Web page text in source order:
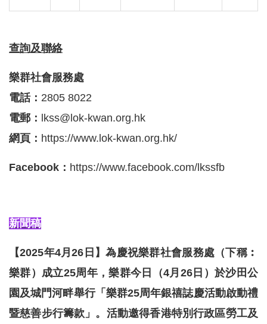
查詢及聯絡
樂群社會服務處
電話： 2805 8022
電郵： lkss@lok-kwan.org.hk
網頁： https://www.lok-kwan.org.hk/
Facebook： https://www.facebook.com/lkssfb
新聞稿
【2025年4月26日】為慶祝樂群社會服務處（下稱︰
樂群）成立25周年，樂群今日（4月26日）於沙田公
園及城門河畔舉行「樂群25周年銀禧誌慶活動啟動禮
暨慈善步行籌款」。活動邀得香港特別行政區勞工及